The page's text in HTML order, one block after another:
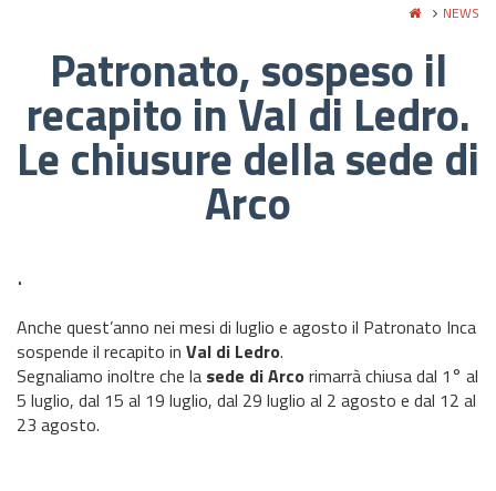
NEWS
Patronato, sospeso il
recapito in Val di Ledro.
Le chiusure della sede di
Arco
.
Anche quest’anno nei mesi di luglio e agosto il Patronato Inca
sospende il recapito in Val di Ledro.
Segnaliamo inoltre che la sede di Arco rimarrà chiusa dal 1° al
5 luglio, dal 15 al 19 luglio, dal 29 luglio al 2 agosto e dal 12 al
23 agosto.